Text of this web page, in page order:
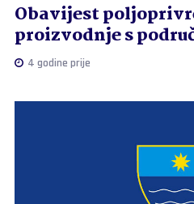
Obavijest
proizvodnje s
4 godine prije